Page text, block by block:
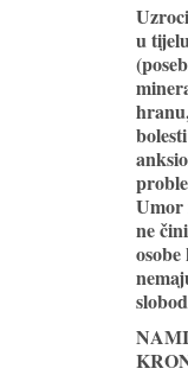
u
Umor
ne